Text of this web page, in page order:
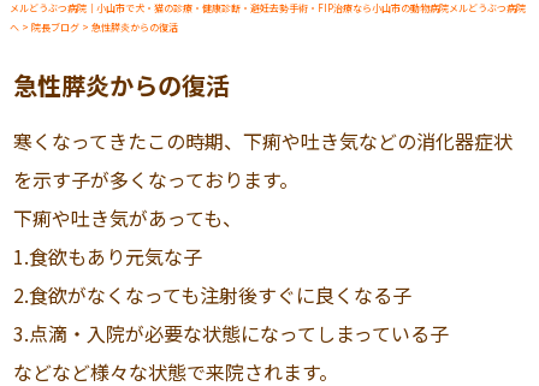
メルどうぶつ病院｜小山市で犬・猫の診療・健康診断・避妊去勢手術・FIP治療なら小山市の動物病院メルどうぶつ病院
へ > 院長ブログ > 急性膵炎からの復活
急性膵炎からの復活
寒くなってきたこの時期、下痢や吐き気などの消化器症状
を示す子が多くなっております。
下痢や吐き気があっても、
1.食欲もあり元気な子
2.食欲がなくなっても注射後すぐに良くなる子
3.点滴・入院が必要な状態になってしまっている子
などなど様々な状態で来院されます。